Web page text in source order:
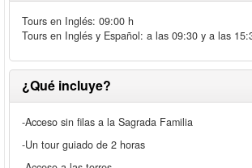
Tours en Inglés: 09:00 h
Tours en Inglés y Español: a las 09:30 y a las
¿Qué incluye?
-Acceso sin filas a la Sagrada Familia
-Un tour guiado de 2 horas